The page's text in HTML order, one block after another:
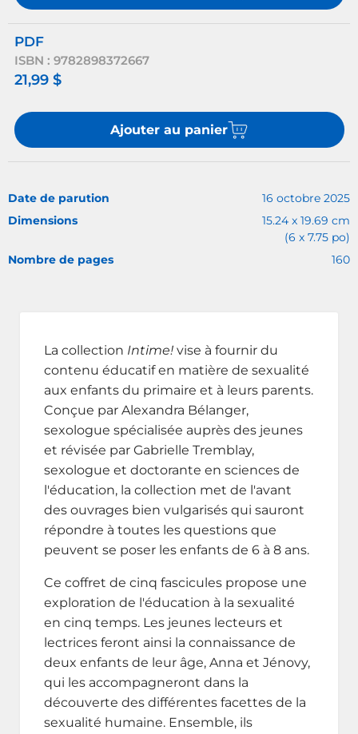
PDF
ISBN : 9782898372667
21,99 $
Ajouter au panier
Date de parution
16 octobre 2025
Dimensions
15.24 x 19.69 cm
(6 x 7.75 po)
Nombre de pages
160
La collection Intime! vise à fournir du
contenu éducatif en matière de sexualité
aux enfants du primaire et à leurs parents.
Conçue par Alexandra Bélanger,
sexologue spécialisée auprès des jeunes
et révisée par Gabrielle Tremblay,
sexologue et doctorante en sciences de
l'éducation, la collection met de l'avant
des ouvrages bien vulgarisés qui sauront
répondre à toutes les questions que
peuvent se poser les enfants de 6 à 8 ans.
Ce coffret de cinq fascicules propose une
exploration de l'éducation à la sexualité
en cinq temps. Les jeunes lecteurs et
lectrices feront ainsi la connaissance de
deux enfants de leur âge, Anna et Jénovy,
qui les accompagneront dans la
découverte des différentes facettes de la
sexualité humaine. Ensemble, ils